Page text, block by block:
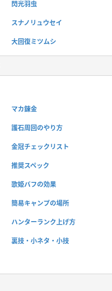
閃光羽虫
スナノリュウセイ
大回復ミツムシ
マカ錬金
護石周回のやり方
金冠チェックリスト
推奨スペック
歌姫バフの効果
簡易キャンプの場所
ハンターランク上げ方
裏技・小ネタ・小技